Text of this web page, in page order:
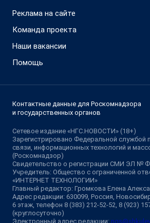
Реклама на сайте
Команда проекта
Наши вакансии
Помощь
Контактные данные для Роскомнадзора
и государственных органов
Сетевое издание «НГС.НОВОСТИ» (18+)
Зарегистрировано Федеральной службой
связи, информационных технологий и
(Роскомнадзор)
Свидетельство о регистрации СМИ ЭЛ №
Учредитель: Общество с ограниченной
«ИНТЕРНЕТ ТЕХНОЛОГИИ»
Главный редактор: Громкова Елена
Адрес редакции: 630099, Россия,
6 этаж, телефон 8 (383) 212-52-52, 8 (923)
(круглосуточно)
Электронный адрес редакции: